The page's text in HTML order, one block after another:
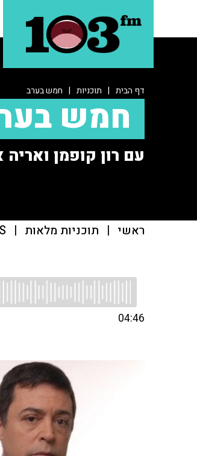
דף הבית | תוכניות | חמש בערב
חמש
עם רון קופמן
ראשי | תוכניות מלאות |
04:46